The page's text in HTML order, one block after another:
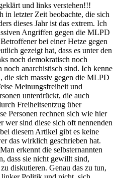
und links verstehen!!!
in letzter Zeit beobachte, die sich
dieses Jahr ist das extrem. Ich
Angriffen gegen die MLPD
bei einer Hetze gegen
gezeigt hat, dass es unter den
noch demokratisch noch
anarchistisch sind. Ich kenne
die sich massiv gegen die MLPD
Meinungsfreiheit und
unterdrückt, die auch
Freiheitsentzug über
Personen rechnen sich wie hier
sind diese sich oft nennenden
diesem Artikel gibt es keine
das wirklich geschrieben hat.
erkennt die selbsternannten
dass sie nicht gewillt sind,
diskutieren. Genau das zu tun,